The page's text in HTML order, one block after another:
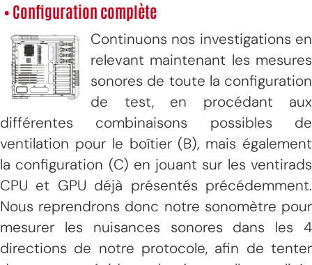
• Configuration complète
Continuons nos investigations en
relevant maintenant les mesures
sonores de toute la configuration
de test, en procédant aux
différentes combinaisons possibles de
ventilation pour le boîtier (B), mais également
la configuration (C) en jouant sur les ventirads
CPU et GPU déjà présentés précédemment.
Nous reprendrons donc notre sonomètre pour
mesurer les nuisances sonores dans les 4
directions de notre protocole, afin de tenter